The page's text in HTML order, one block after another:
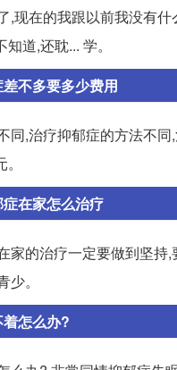
,现在的我跟以前我没有
道,还耽... 学。
不多要多少费用
同,治疗抑郁症的方法不
在家怎么治疗
家的治疗一定要做到坚
。
怎么办?